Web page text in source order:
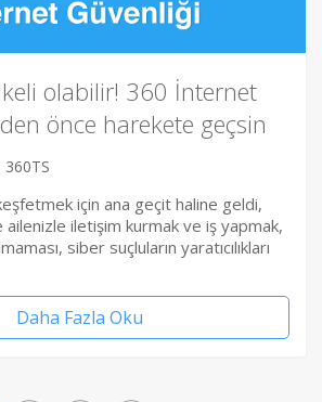
olabilir! 360 İnternet
önce harekete geçsin
360TS
için ana geçit haline geldi,
ailenizle iletişim kurmak ve iş yapmak,
siber suçluların yaratıcılıkları
Daha Fazla Oku